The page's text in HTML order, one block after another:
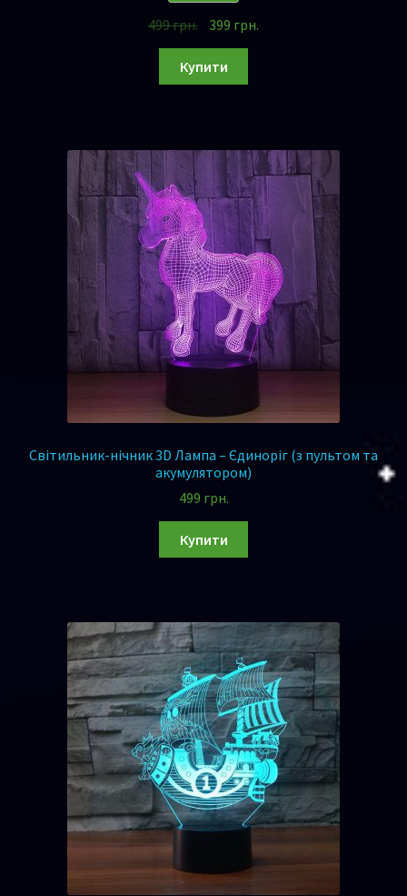
499грн. 399 грн.
Купити
Світильник-нічник 3D Лампа – Єдиноріг (з пультом та
акумулятором)
499 грн.
Купити